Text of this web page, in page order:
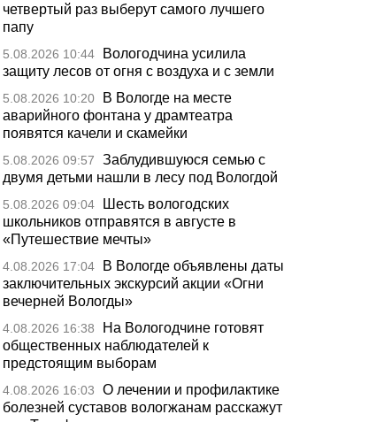
четвертый раз выберут самого лучшего
папу
5.08.2026 10:44
Вологодчина усилила
защиту лесов от огня с воздуха и с земли
5.08.2026 10:20
В Вологде на месте
аварийного фонтана у драмтеатра
появятся качели и скамейки
5.08.2026 09:57
Заблудившуюся семью с
двумя детьми нашли в лесу под Вологдой
5.08.2026 09:04
Шесть вологодских
школьников отправятся в августе в
«Путешествие мечты»
4.08.2026 17:04
В Вологде объявлены даты
заключительных экскурсий акции «Огни
вечерней Вологды»
4.08.2026 16:38
На Вологодчине готовят
общественных наблюдателей к
предстоящим выборам
4.08.2026 16:03
О лечении и профилактике
болезней суставов вологжанам расскажут